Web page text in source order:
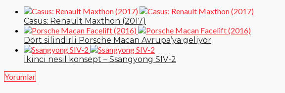
Casus: Renault Maxthon (2017)
Dört silindirli Porsche Macan Avrupa’ya geliyor
İkinci nesil konsept – Ssangyong SIV-2
Yorumlar